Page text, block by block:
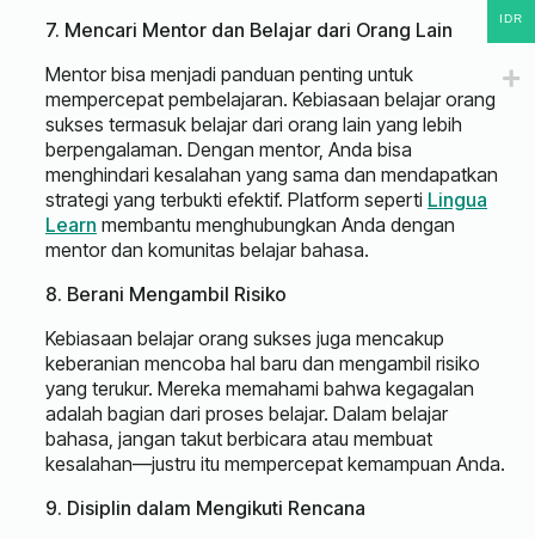
7. Mencari Mentor dan Belajar dari Orang Lain
Mentor bisa menjadi panduan penting untuk
mempercepat pembelajaran. Kebiasaan belajar orang
sukses termasuk belajar dari orang lain yang lebih
berpengalaman. Dengan mentor, Anda bisa
menghindari kesalahan yang sama dan mendapatkan
strategi yang terbukti efektif. Platform seperti Lingua
Learn membantu menghubungkan Anda dengan
mentor dan komunitas belajar bahasa.
8. Berani Mengambil Risiko
Kebiasaan belajar orang sukses juga mencakup
keberanian mencoba hal baru dan mengambil risiko
yang terukur. Mereka memahami bahwa kegagalan
adalah bagian dari proses belajar. Dalam belajar
bahasa, jangan takut berbicara atau membuat
kesalahan—justru itu mempercepat kemampuan Anda.
9. Disiplin dalam Mengikuti Rencana
IDR